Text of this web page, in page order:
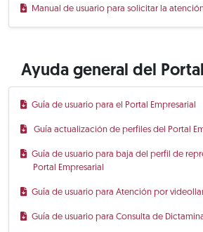
Manual de usuario para solicitar la
Ayuda general del
Guía de usuario para el Portal Empresarial
Guía actualización de perfiles del Portal
Guía de usuario para baja del perfil de
Portal Empresarial
Guía de usuario para Atención por
Guía de usuario para Consulta de